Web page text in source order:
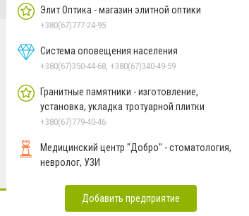
Элит Оптика - магазин элитной оптики
+380(67)777-24-95
Система оповещения населения
+380(67)350-44-68, +380(67)340-49-59
Гранитные памятники - изготовление,
установка, укладка тротуарной плитки
+380(67)779-40-46
Медицинский центр "Добро" - стоматология,
невролог, УЗИ
Добавить предприятие